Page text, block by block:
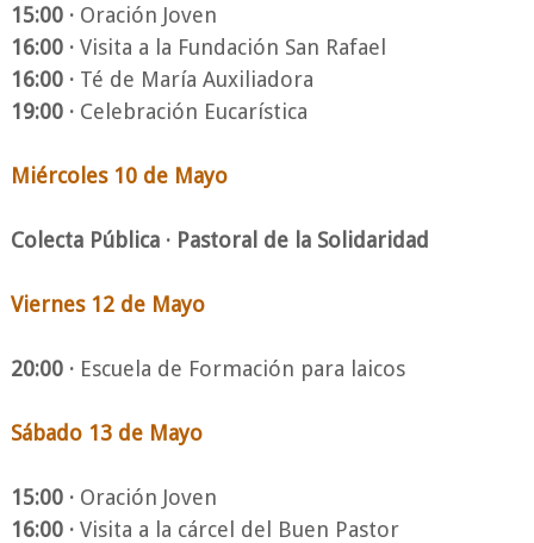
15:00 ·Oración Joven
16:00 ·Visita a la Fundación San Rafael
16:00 ·Té de María Auxiliadora
19:00 ·Celebración Eucarística
Miércoles 10 de Mayo
Colecta Pública · Pastoral de la Solidaridad
Viernes 12 de Mayo
20:00 ·Escuela de Formación para laicos
Sábado 13 de Mayo
15:00 · Oración Joven
16:00 · Visita a la cárcel del Buen Pastor